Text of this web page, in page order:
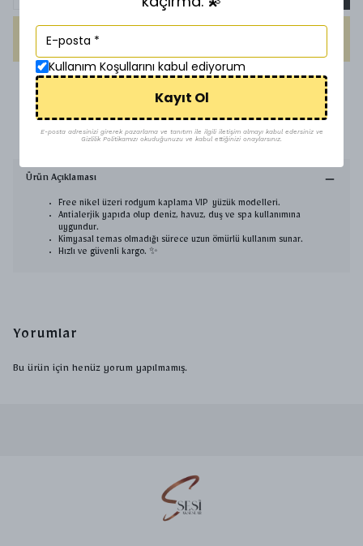
Uygun Fiyat
Ürün Açıklaması
Free nikel üzeri rodyum kaplama VIP yüzük modelleri.
Antialerjik yapıda olup deniz, havuz, duş ve spa kullanımına
uygundur.
Kimyasal temas olmadığı sürece uzun ömürlü kullanım sunar.
Hızlı ve güvenli kargo. ✨
Yorumlar
Bu ürün için henüz yorum yapılmamış.
Kullanım Koşullarını kabul ediyorum
Kayıt Ol
E-posta adresinizi girerek pazarlama ve tanıtım ile ilgili iletişim almayı kabul edersiniz ve
Gizlilik Politikamızı okuduğunuzu ve kabul ettiğinizi onaylarsınız.